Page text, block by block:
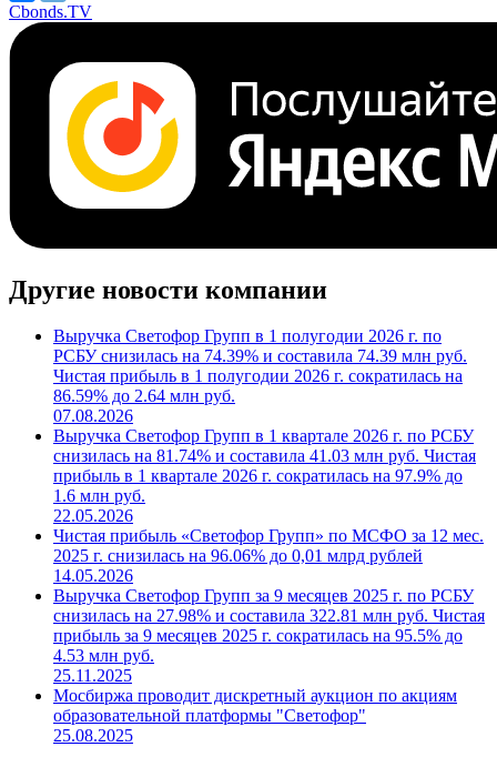
Cbonds.TV
Другие новости компании
Выручка Светофор Групп в 1 полугодии 2026 г. по
РСБУ снизилась на 74.39% и составила 74.39 млн руб.
Чистая прибыль в 1 полугодии 2026 г. сократилась на
86.59% до 2.64 млн руб.
07.08.2026
Выручка Светофор Групп в 1 квартале 2026 г. по РСБУ
снизилась на 81.74% и составила 41.03 млн руб. Чистая
прибыль в 1 квартале 2026 г. сократилась на 97.9% до
1.6 млн руб.
22.05.2026
Чистая прибыль «Светофор Групп» по МСФО за 12 мес.
2025 г. снизилась на 96.06% до 0,01 млрд рублей
14.05.2026
Выручка Светофор Групп за 9 месяцев 2025 г. по РСБУ
снизилась на 27.98% и составила 322.81 млн руб. Чистая
прибыль за 9 месяцев 2025 г. сократилась на 95.5% до
4.53 млн руб.
25.11.2025
Мосбиржа проводит дискретный аукцион по акциям
образовательной платформы "Светофор"
25.08.2025